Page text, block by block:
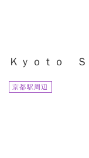
Ｋｙｏｔｏ
京都駅周辺